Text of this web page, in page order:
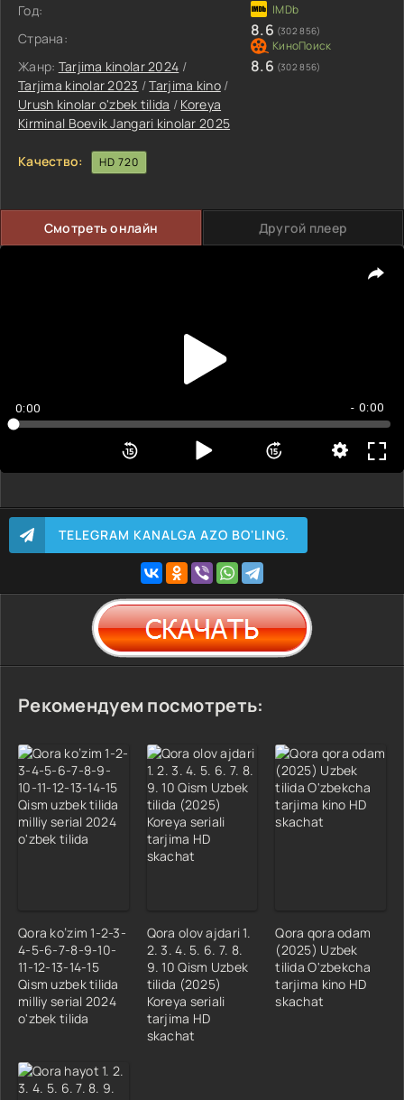
Год:
Страна:
Жанр: Tarjima kinolar 2024 /
Tarjima kinolar 2023 /Tarjima kino/
Urush kinolar o'zbek tilida / Koreya
Kirminal Boevik Jangari kinolar 2025
8.6 (302 856)
8.6 (302 856)
Качество: HD 720
Смотреть онлайн Другой плеер
0:00 - 0:00
TELEGRAM KANALGA AZO BO'LING.
Рекомендуем посмотреть:
Qora ko’zim 1-2-3-
4-5-6-7-8-9-10-
11-12-13-14-15
Qism uzbek tilida
milliy serial 2024
o'zbek tilida
Qora olov ajdari 1.
2. 3. 4. 5. 6. 7. 8.
9. 10 Qism Uzbek
tilida (2025)
Koreya seriali
tarjima HD
skachat
Qora qora odam
(2025) Uzbek
tilida O'zbekcha
tarjima kino HD
skachat